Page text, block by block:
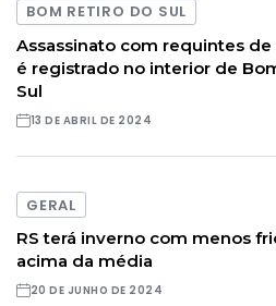
BOM RETIRO DO SUL
Assassinato com requintes
é registrado no interior de
Sul
13 DE ABRIL DE 2024
GERAL
RS terá inverno com menos
acima da média
20 DE JUNHO DE 2024